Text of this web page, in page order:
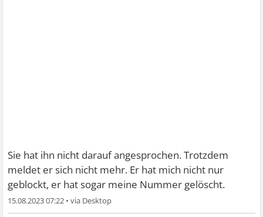
Sie hat ihn nicht darauf angesprochen. Trotzdem
meldet er sich nicht mehr. Er hat mich nicht nur
geblockt, er hat sogar meine Nummer gelöscht.
15.08.2023 07:22 •